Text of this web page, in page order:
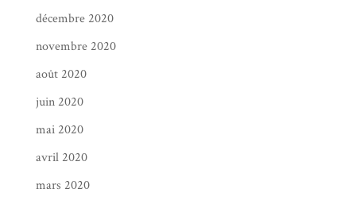
décembre 2020
novembre 2020
août 2020
juin 2020
mai 2020
avril 2020
mars 2020